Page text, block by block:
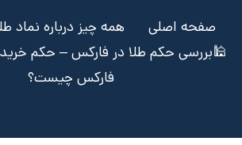
صفحه اصلی
همه چیز درباره نماد
🕌بررسی حکم طلا در فارکس – حکم
فارکس چیست؟